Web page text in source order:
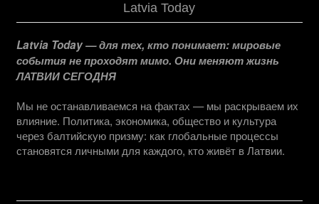
Latvia Today
Latvia Today — для тех, кто понимает: мировые
события не проходят мимо. Они меняют жизнь
ЛАТВИИ СЕГОДНЯ
Мы не останавливаемся на фактах — мы раскрываем их
влияние. Политика, экономика, общество и культура
через балтийскую призму: как глобальные процессы
становятся личными для каждого, кто живёт в Латвии.